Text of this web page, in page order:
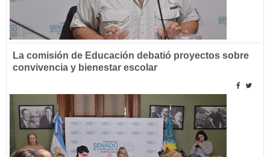
La comisión de Educación debatió proyectos sobre
convivencia y bienestar escolar